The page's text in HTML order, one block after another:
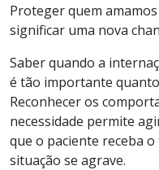
Proteger quem
significar uma nova
Saber quando a
é tão importante
Reconhecer os
necessidade permite
que o paciente receba
situação se agrave.